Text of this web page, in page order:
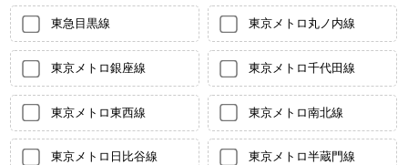
東急目黒線 東京メトロ丸ノ内線
東京メトロ銀座線 東京メトロ千代田線
東京メトロ東西線 東京メトロ南北線
東京メトロ日比谷線 東京メトロ半蔵門線